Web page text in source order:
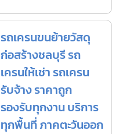
รถเครนขนย้ายวัสดุ
ก่อสร้างชลบุรี รถ
เครนให้เช่า รถเครน
รับจ้าง ราคาถูก
รองรับทุกงาน บริการ
ทุกพื้นที่ ภาคตะวันออก